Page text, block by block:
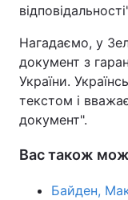
Нагадаємо, у
документ з
України.
текстом і
документ".
Вас також
Байден,